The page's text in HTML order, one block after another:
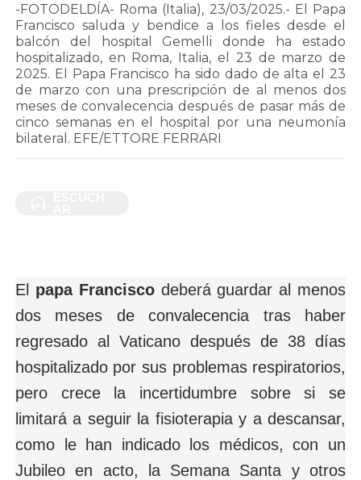
-FOTODELDÍA- Roma (Italia), 23/03/2025.- El Papa
Francisco saluda y bendice a los fieles desde el
balcón del hospital Gemelli donde ha estado
hospitalizado, en Roma, Italia, el 23 de marzo de
2025. El Papa Francisco ha sido dado de alta el 23
de marzo con una prescripción de al menos dos
meses de convalecencia después de pasar más de
cinco semanas en el hospital por una neumonía
bilateral. EFE/ETTORE FERRARI
El papa Franciscodeberá guardar al menos
dos meses de convalecencia tras haber
regresado al Vaticano después de 38 días
hospitalizado por sus problemas respiratorios,
pero crece la incertidumbre sobre si se
limitará a seguir la fisioterapia y a descansar,
como le han indicado los médicos, con un
Jubileo en acto, la Semana Santa y otros